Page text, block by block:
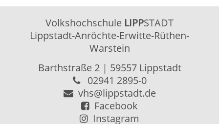
Integration
Montag bis Mittwoch
08:30 – 12:00 Uhr
Montag
15:00 – 18:00 Uhr
Kontakt|Kontaktformular
Allgemeine Hinweise|Datenschutz
Impressum|Sitemap